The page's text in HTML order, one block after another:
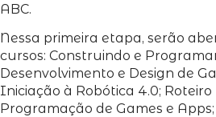
ABC.
Nessa primeira etapa, serão
cursos: Construindo e
Desenvolvimento e Design de
Iniciação à Robótica 4.0; Roteiro
Programação de Games e